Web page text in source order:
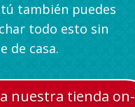
también puedes
todo esto sin
de casa.
nuestra tienda on-